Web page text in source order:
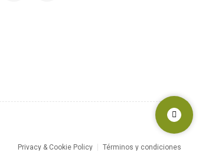
Privacy & Cookie Policy Términos y condiciones